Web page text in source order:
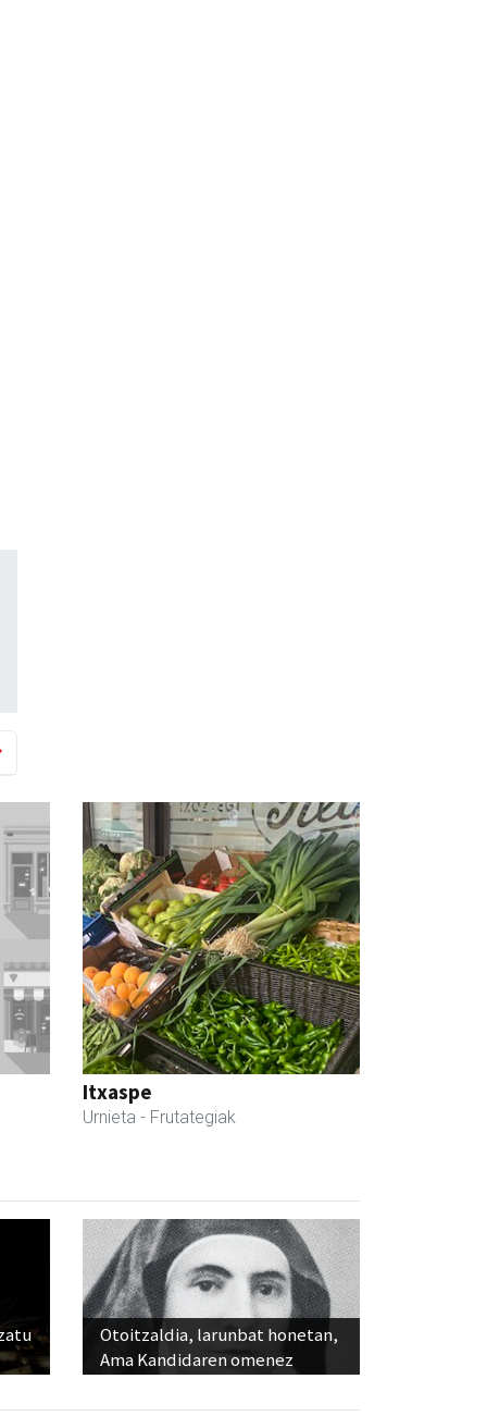
Itxaspe
Urnieta - Frutategiak
Otoitzaldia, larunbat honetan,
Ama Kandidaren omenez